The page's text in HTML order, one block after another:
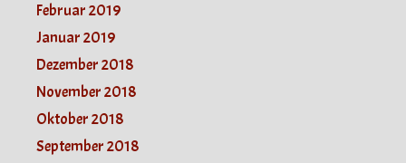
Februar 2019
Januar 2019
Dezember 2018
November 2018
Oktober 2018
September 2018